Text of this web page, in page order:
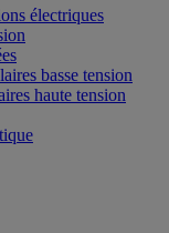
électriques
basse tension
haute tension